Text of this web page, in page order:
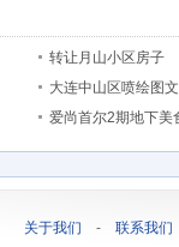
转让月山小区房子
大连中山区喷绘图
爱尚首尔2期地下美
关于我们 - 联系我们